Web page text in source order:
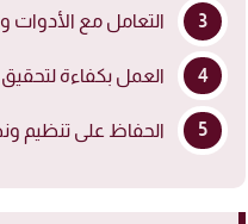
التعامل مع الأدوات
العمل بكفاءة لتحقيق
الحفاظ على تنظيم